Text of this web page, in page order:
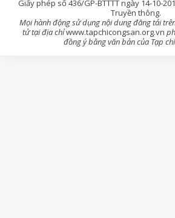
Giấy phép số 436/GP-BTTTT ngày 14-10-
Truyền thông.
Mọi hành động sử dụng nội dung đăng tải
tử tại địa chỉwww.tapchicongsan.org.vn
đồng ý bằng văn bản của Tạp